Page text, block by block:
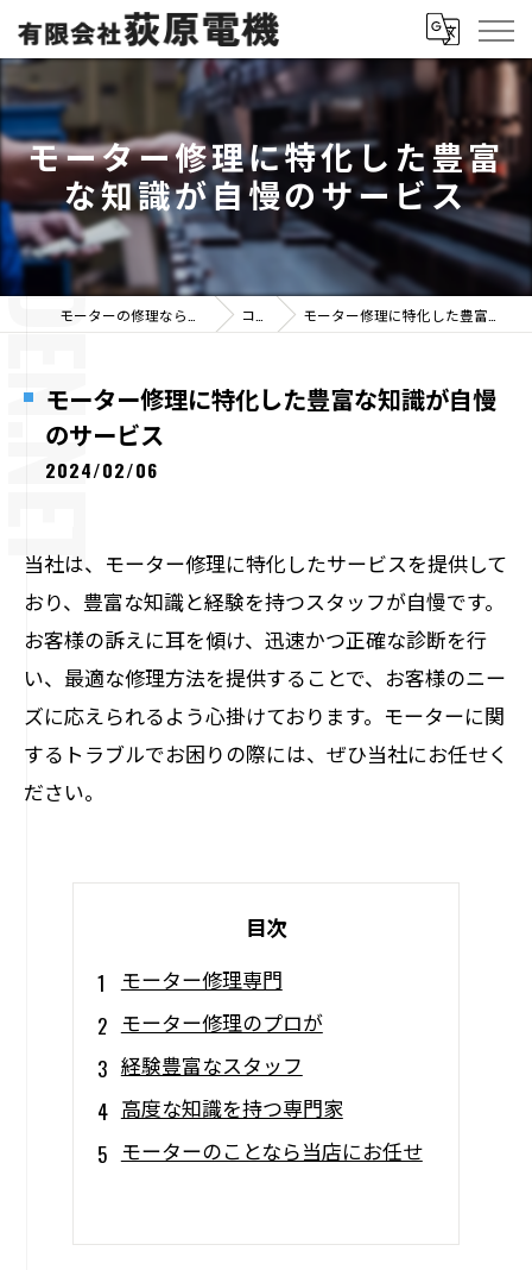
モーター修理に特化した豊富
な知識が自慢のサービス
コラム モーター修理に特化した豊富な知識が自慢のサービス
モーター修理に特化した豊富な知識が自慢
のサービス
2024/02/06
当社は、モーター修理に特化したサービスを提供して
おり、豊富な知識と経験を持つスタッフが自慢です。
お客様の訴えに耳を傾け、迅速かつ正確な診断を行
い、最適な修理方法を提供することで、お客様のニー
ズに応えられるよう心掛けております。モーターに関
するトラブルでお困りの際には、ぜひ当社にお任せく
ださい。
目次
モーター修理専門
モーター修理のプロが
経験豊富なスタッフ
高度な知識を持つ専門家
モーターのことなら当店にお任せ